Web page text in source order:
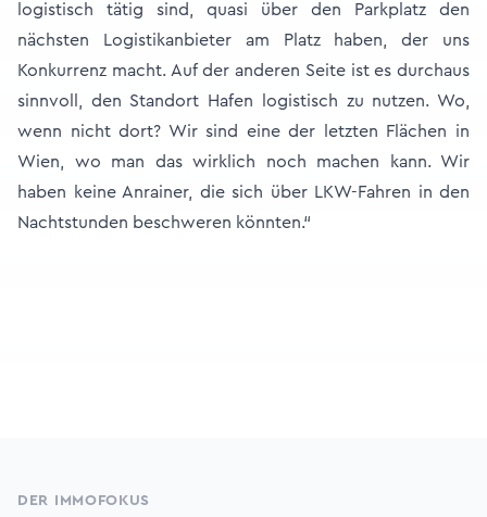
logistisch tätig sind, quasi über den Parkplatz den
nächsten Logistikanbieter am Platz haben, der uns
Konkurrenz macht. Auf der anderen Seite ist es durchaus
sinnvoll, den Standort Hafen logistisch zu nutzen. Wo,
wenn nicht dort? Wir sind eine der letzten Flächen in
Wien, wo man das wirklich noch machen kann. Wir
haben keine Anrainer, die sich über LKW-Fahren in den
Nachtstunden beschweren könnten.“
DER IMMOFOKUS